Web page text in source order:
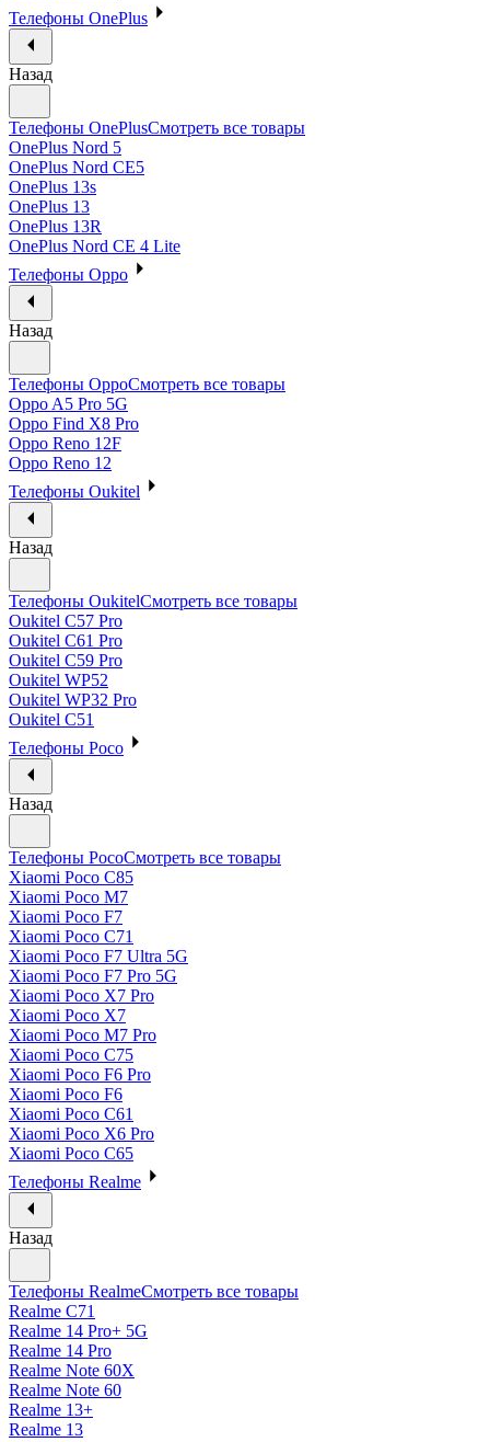
Телефоны OnePlus
Назад
Телефоны OnePlusСмотреть все товары
OnePlus Nord 5
OnePlus Nord CE5
OnePlus 13s
OnePlus 13
OnePlus 13R
OnePlus Nord CE 4 Lite
Телефоны Oppo
Назад
Телефоны OppoСмотреть все товары
Oppo A5 Pro 5G
Oppo Find X8 Pro
Oppo Reno 12F
Oppo Reno 12
Телефоны Oukitel
Назад
Телефоны OukitelСмотреть все товары
Oukitel C57 Pro
Oukitel C61 Pro
Oukitel C59 Pro
Oukitel WP52
Oukitel WP32 Pro
Oukitel C51
Телефоны Poco
Назад
Телефоны PocoСмотреть все товары
Xiaomi Poco C85
Xiaomi Poco M7
Xiaomi Poco F7
Xiaomi Poco C71
Xiaomi Poco F7 Ultra 5G
Xiaomi Poco F7 Pro 5G
Xiaomi Poco X7 Pro
Xiaomi Poco X7
Xiaomi Poco M7 Pro
Xiaomi Poco C75
Xiaomi Poco F6 Pro
Xiaomi Poco F6
Xiaomi Poco C61
Xiaomi Poco X6 Pro
Xiaomi Poco C65
Телефоны Realme
Назад
Телефоны RealmeСмотреть все товары
Realme C71
Realme 14 Pro+ 5G
Realme 14 Pro
Realme Note 60X
Realme Note 60
Realme 13+
Realme 13